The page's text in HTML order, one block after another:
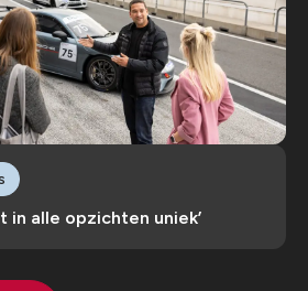
in alle opzichten uniek’